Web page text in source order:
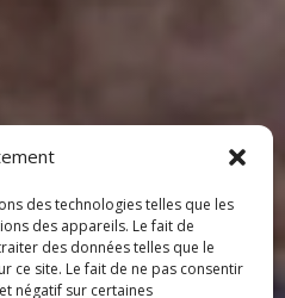
des technologies telles que les
des appareils. Le fait de
des données telles que le
ce site. Le fait de ne pas consentir
négatif sur certaines